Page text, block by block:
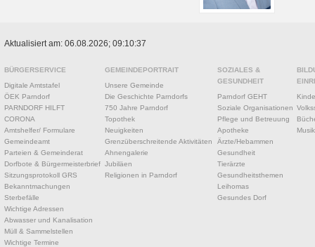
Aktualisiert am: 06.08.2026; 09:10:37
BÜRGERSERVICE
Digitale Amtstafel
ÖEK Parndorf
PARNDORF HILFT
CORONA
Amtshelfer/ Formulare
Gemeindeamt
Parteien & Gemeinderat
Dorfbote & Bürgermeisterbrief
Sitzungsprotokoll GRS
Bekanntmachungen
Sterbefälle
Wichtige Adressen
Abwasser und Kanalisation
Müll & Sammelstellen
Wichtige Termine
GEMEINDEPORTRAIT
Unsere Gemeinde
Die Geschichte Parndorfs
750 Jahre Parndorf
Topothek
Neuigkeiten
Grenzüberschreitende Aktivitäten
Ahnengalerie
Jubiläen
Religionen in Parndorf
SOZIALES &
GESUNDHEIT
Parndorf GEHT
Soziale Organisationen
Pflege und Betreuung
Apotheke
Ärzte/Hebammen
Gesundheit
Tierärzte
Gesundheitsthemen
Leihomas
Gesundes Dorf